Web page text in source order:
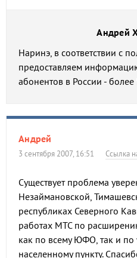
Андрей
Наринэ, в соответствии с
предоставляем
абонентов в России -
Андрей
3 сентября 2007, 16:51 Ссылка
Существует проблема
Незаймановской,
республиках Северного
работах МТС по
как по всему ЮФО, так и
населенному пункту.